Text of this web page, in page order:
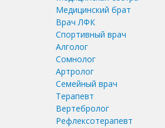
Медицинский брат
Врач ЛФК
Спортивный врач
Алголог
Сомнолог
Артролог
Семейный врач
Терапевт
Вертебролог
Рефлексотерапевт